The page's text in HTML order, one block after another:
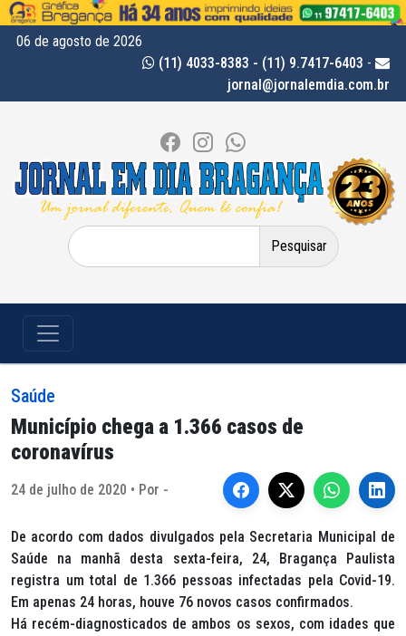
06 de agosto de 2026
(11) 4033-8383 - (11) 9.7417-6403 -
jornal@jornalemdia.com.br
Pesquisar
por:
Saúde
Município chega a 1.366 casos de
coronavírus
24 de julho de 2020 • Por -
De acordo com dados divulgados pela Secretaria Municipal de
Saúde na manhã desta sexta-feira, 24, Bragança Paulista
registra um total de 1.366 pessoas infectadas pela Covid-19.
Em apenas 24 horas, houve 76 novos casos confirmados.
Há recém-diagnosticados de ambos os sexos, com idades que